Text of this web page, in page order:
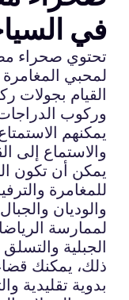
في
تحتوي صحراء
لمحبي المغامرة
القيام بجولات
وركوب
يمكنهم
والاستماع إلى
يمكن أن تكون
للمغامرة
والوديان
لممارسة
الجبلية
ذلك، يمكنك
بدوية تقليدية